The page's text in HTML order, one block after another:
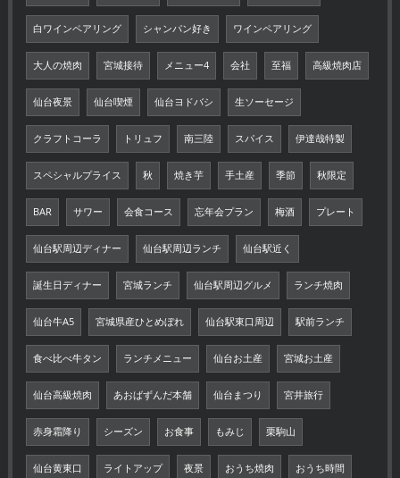
白ワインペアリング シャンパン好き ワインペアリング
大人の焼肉 宮城接待 メニュー4 会社 至福 高級焼肉店
仙台夜景 仙台喫煙 仙台ヨドバシ 生ソーセージ
クラフトコーラ トリュフ 南三陸 スパイス 伊達哉特製
スペシャルプライス 秋 焼き芋 手土産 季節 秋限定
BAR サワー 会食コース 忘年会プラン 梅酒 プレート
仙台駅周辺ディナー 仙台駅周辺ランチ 仙台駅近く
誕生日ディナー 宮城ランチ 仙台駅周辺グルメ ランチ焼肉
仙台牛A5 宮城県産ひとめぼれ 仙台駅東口周辺 駅前ランチ
食べ比べ牛タン ランチメニュー 仙台お土産 宮城お土産
仙台高級焼肉 あおばずんだ本舗 仙台まつり 宮井旅行
赤身霜降り シーズン お食事 もみじ 栗駒山
仙台黄東口 ライトアップ 夜景 おうち焼肉 おうち時間